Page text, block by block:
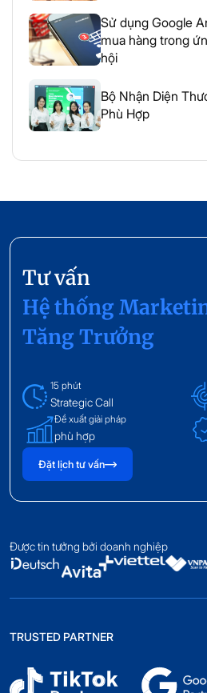
Sử dụng Google
mua hàng trong
hội
Bộ Nhận Diện
Phù Hợp
Tư vấn
Hệ thống
Tăng Trưởng
15 phút
Strategic Call
Đề xuất giải pháp
phù hợp
Đặt lịch tư vấn
Được tin tưởng bởi doanh nghiệp
TRUSTED PARTNER